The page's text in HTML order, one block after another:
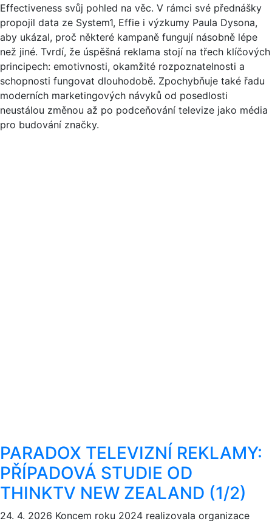
Effectiveness svůj pohled na věc. V rámci své přednášky
propojil data ze System1, Effie i výzkumy Paula Dysona,
aby ukázal, proč některé kampaně fungují násobně lépe
než jiné. Tvrdí, že úspěšná reklama stojí na třech klíčových
principech: emotivnosti, okamžité rozpoznatelnosti a
schopnosti fungovat dlouhodobě. Zpochybňuje také řadu
moderních marketingových návyků od posedlosti
neustálou změnou až po podceňování televize jako média
pro budování značky.
PARADOX TELEVIZNÍ REKLAMY:
PŘÍPADOVÁ STUDIE OD
THINKTV NEW ZEALAND (1/2)
24. 4. 2026 Koncem roku 2024 realizovala organizace